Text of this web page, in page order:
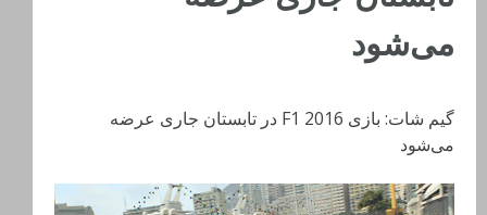
می‌شود
گیم شات: بازی F1 2016 در تابستان جاری عرضه
می‌شود